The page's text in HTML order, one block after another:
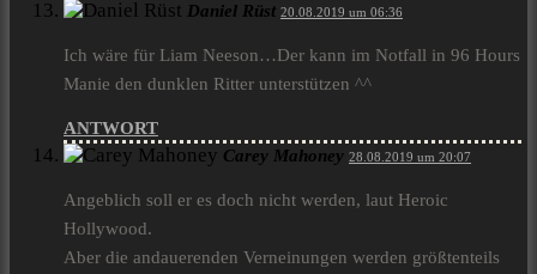
Daniel Rüst 20.08.2019 um 06:36
Ich wäre für Liam Neeson…Der kann im Notfall in 96 Hours
Manie den dunklen Ritter unterstützen ^^
ANTWORT
Carey Mahoney 28.08.2019 um 20:07
Angeblich soll er es doch nicht werden, laut Heroic
Hollywood.
Aber die andauerenden Verneinungen werden größtenteils